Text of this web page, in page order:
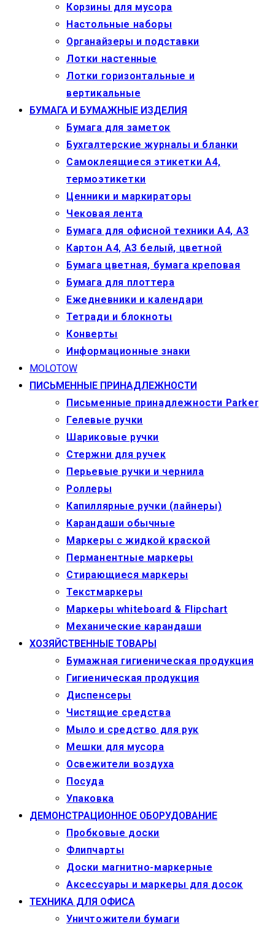
Корзины для мусора
Настольные наборы
Органайзеры и подставки
Лотки настенные
Лотки горизонтальные и
вертикальные
БУМАГА И БУМАЖНЫЕ ИЗДЕЛИЯ
Бумага для заметок
Бухгалтерские журналы и бланки
Самоклеящиеся этикетки А4,
термоэтикетки
Ценники и маркираторы
Чековая лента
Бумага для офисной техники А4, А3
Картон А4, А3 белый, цветной
Бумага цветная, бумага креповая
Бумага для плоттера
Ежедневники и календари
Тетради и блокноты
Конверты
Информационные знаки
MOLOTOW
ПИСЬМЕННЫЕ ПРИНАДЛЕЖНОСТИ
Письменные принадлежности Parker
Гелевые ручки
Шариковые ручки
Стержни для ручек
Перьевые ручки и чернила
Роллеры
Капиллярные ручки (лайнеры)
Карандаши обычные
Маркеры c жидкой краской
Перманентные маркеры
Стирающиеся маркеры
Текстмаркеры
Маркеры whiteboard & Flipchart
Механические карандаши
ХОЗЯЙСТВЕННЫЕ ТОВАРЫ
Бумажная гигиеническая продукция
Гигиеническая продукция
Диспенсеры
Чистящие средства
Мыло и средство для рук
Мешки для мусора
Освежители воздуха
Посуда
Упаковка
ДЕМОНСТРАЦИОННОЕ ОБОРУДОВАНИЕ
Пробковые доски
Флипчарты
Доски магнитно-маркерные
Аксессуары и маркеры для досок
ТЕХНИКА ДЛЯ ОФИСА
Уничтожители бумаги